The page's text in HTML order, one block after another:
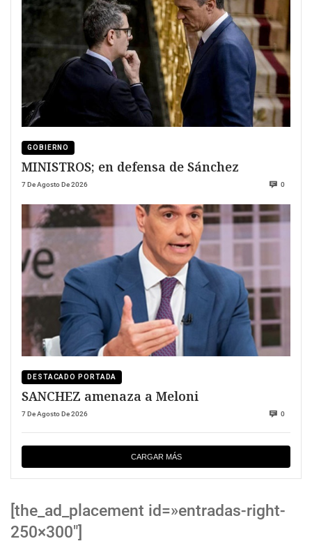
GOBIERNO
MINISTROS; en defensa de Sánchez
7 De Agosto De 2026 0
DESTACADO PORTADA
SANCHEZ amenaza a Meloni
7 De Agosto De 2026 0
CARGAR MÁS
[the_ad_placement id=»entradas-right-
250×300″]